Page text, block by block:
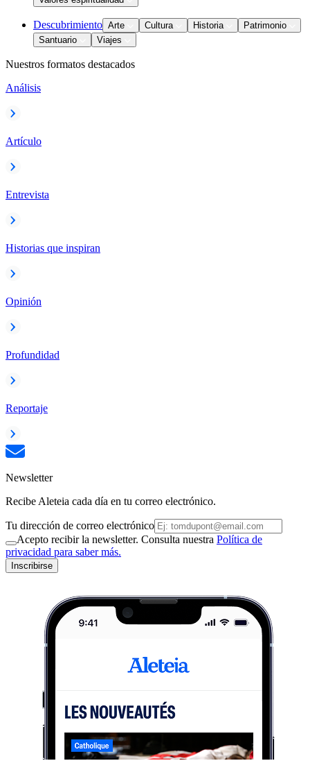
Descubrimiento Arte Cultura Historia
Patrimonio
Santuario
Viajes
Nuestros formatos destacados
Análisis
Artículo
Entrevista
Historias que inspiran
Opinión
Profundidad
Reportaje
Newsletter
Recibe Aleteia cada día en tu correo electrónico.
Tu dirección de correo electrónico
Acepto recibir la newsletter. Consulta nuestra Política de
privacidad para saber más.
Inscribirse